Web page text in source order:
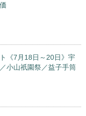
《7月18日～20日》宇
小山祇園祭／益子手筒